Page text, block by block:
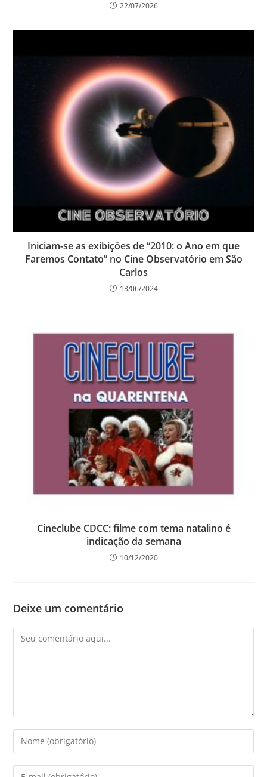
22/07/2026
Iniciam-se as exibições de “2010: o Ano em que
Faremos Contato” no Cine Observatório em São
Carlos
13/06/2024
Cineclube CDCC: filme com tema natalino é
indicação da semana
10/12/2020
Deixe um comentário